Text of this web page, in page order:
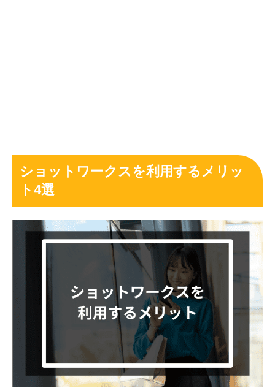
ショットワークスを利用するメリッ
ト4選